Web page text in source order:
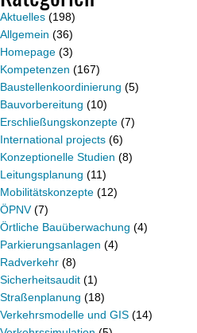
Aktuelles (198)
Allgemein (36)
Homepage (3)
Kompetenzen (167)
Baustellenkoordinierung (5)
Bauvorbereitung (10)
Erschließungskonzepte (7)
International projects (6)
Konzeptionelle Studien (8)
Leitungsplanung (11)
Mobilitätskonzepte (12)
ÖPNV(7)
Örtliche Bauüberwachung (4)
Parkierungsanlagen (4)
Radverkehr (8)
Sicherheitsaudit (1)
Straßenplanung (18)
Verkehrsmodelle und GIS (14)